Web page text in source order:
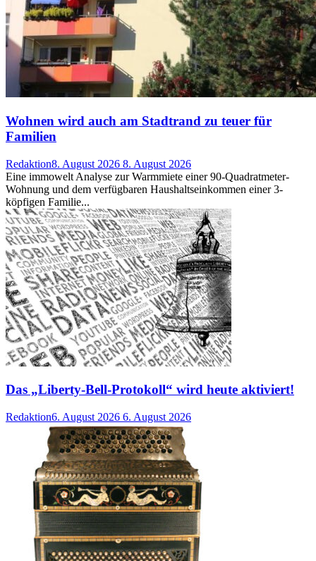
Wohnen wird auch am Stadtrand zu teuer für
Familien
Redaktion8. August 2026 8. August 2026
Eine immowelt Analyse zur Warmmiete einer 90-Quadratmeter-
Wohnung und dem verfügbaren Haushaltseinkommen einer 3-
köpfigen Familie...
Das „Liberty-Bell-Protokoll“ wird heute aktiviert!
Redaktion6. August 2026 6. August 2026